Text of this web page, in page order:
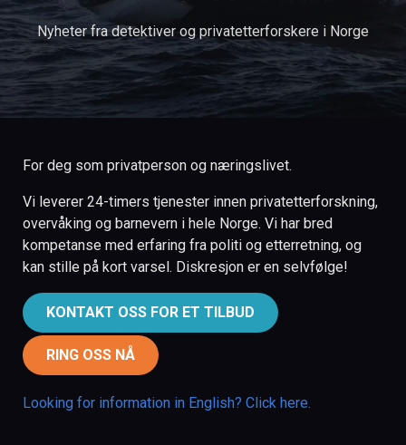
Nyheter fra detektiver og privatetterforskere i Norge
For deg som privatperson og næringslivet.
Vi leverer 24-timers tjenester innen privatetterforskning,
overvåking og barnevern i hele Norge. Vi har bred
kompetanse med erfaring fra politi og etterretning, og
kan stille på kort varsel. Diskresjon er en selvfølge!
KONTAKT OSS FOR ET TILBUD
RING OSS NÅ
Looking for information in English? Click here.